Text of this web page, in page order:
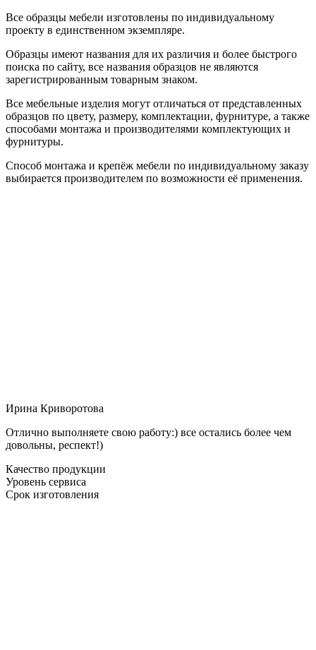
Все образцы мебели изготовлены по индивидуальному
проекту в единственном экземпляре.
Образцы имеют названия для их различия и более быстрого
поиска по сайту, все названия образцов не являются
зарегистрированным товарным знаком.
Все мебельные изделия могут отличаться от представленных
образцов по цвету, размеру, комплектации, фурнитуре, а также
способами монтажа и производителями комплектующих и
фурнитуры.
Способ монтажа и крепёж мебели по индивидуальному заказу
выбирается производителем по возможности её применения.
Ирина Криворотова
Отлично выполняете свою работу:) все остались более чем
довольны, респект!)
Качество продукции
Уровень сервиса
Срок изготовления